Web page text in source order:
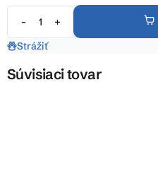
Strážiť
Súvisiaci tovar